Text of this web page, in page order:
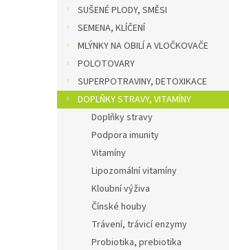
SUŠENÉ PLODY, SMĚSI
SEMENA, KLÍČENÍ
MLÝNKY NA OBILÍ A VLOČKOVAČE
POLOTOVARY
SUPERPOTRAVINY, DETOXIKACE
DOPLŇKY STRAVY, VITAMÍNY
Doplňky stravy
Podpora imunity
Vitamíny
Lipozomální vitamíny
Kloubní výživa
Čínské houby
Trávení, trávicí enzymy
Probiotika, prebiotika